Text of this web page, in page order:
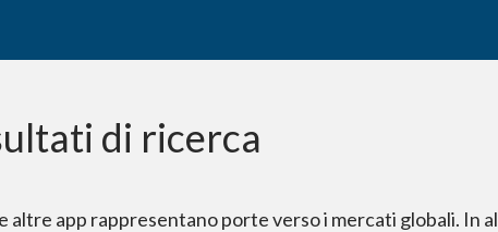
di ricerca
altre app rappresentano porte verso i mercati globali. In